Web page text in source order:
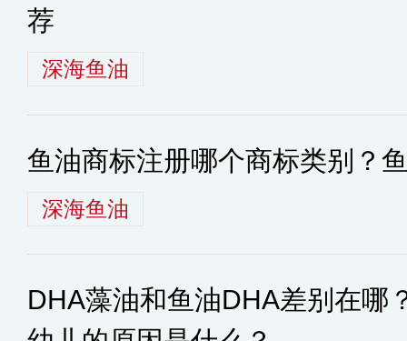
荐
深海鱼油
鱼油商标注册哪个商标类别？
深海鱼油
DHA藻油和鱼油DHA差别在哪